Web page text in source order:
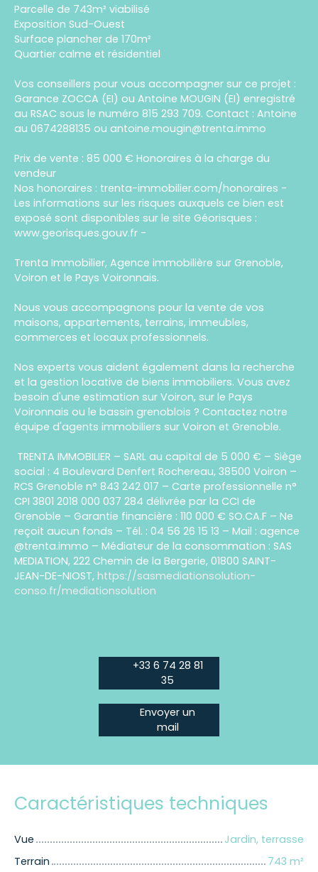
Parcelle de 743m² viabilisé
Exposition Sud-Ouest
Surface plancher de 170m²
Quartier calme et résidentiel
Vos conseillers pour vous accompagner sur ce projet :
Garance ZOCCA (EI) ou Antoine MOUGIN (EI) enregistré
au RSAC sous le numéro 815 293 709. Contact : Antoine
au 0674288135 ou antoine.mougin@trenta.immo
Prix de vente : 85 000 € Honoraires à la charge du
vendeur
Nos honoraires : trenta-immobilier.com/honoraires -
Les informations sur les risques auxquels ce bien est
exposé sont disponibles sur le site Géorisques :
www.georisques.gouv.fr -
Trenta Immobilier, Agence immobilière sur Grenoble,
Voiron et le Pays Voironnais.
Nous vous accompagnons pour la vente de vos
maisons, appartements, terrains, immeubles,
commerces et locaux professionnels.
Nos experts vous aident également dans la recherche
et la gestion locative de biens immobiliers. Vous avez
besoin d'une estimation sur Voiron, sur le Pays
Voironnais ou le bassin grenoblois ? Contactez notre
équipe d'agents immobiliers sur Voiron et Grenoble.
TRENTA IMMOBILIER – SARL au capital de 5 000 € – Siège
social : 4 Boulevard Denfert Rochereau, 38500 Voiron –
RCS Grenoble n° 843 242 017 – Carte professionnelle n°
CPI 3801 2018 000 037 284 délivrée par la CCI de
Grenoble – Garantie financière : 110 000 € SO.CA.F – Ne
reçoit aucun fonds – Tél. : 04 56 26 15 13 – Mail : agence
@trenta.immo – Médiateur de la consommation : SAS
MEDIATION, 222 Chemin de la Bergerie, 01800 SAINT-
JEAN-DE-NIOST, https://sasmediationsolution-
conso.fr/mediationsolution
+33 6 74 28 81
35
Envoyer un
mail
Caractéristiques techniques
Vue
Jardin, terrasse
Terrain
743 m²